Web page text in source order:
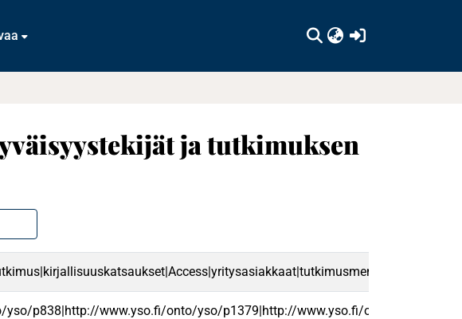
ja tutkimuksen
p838|http://www.yso.fi/onto/yso/p1379|http://www.yso.fi/onto/yso/